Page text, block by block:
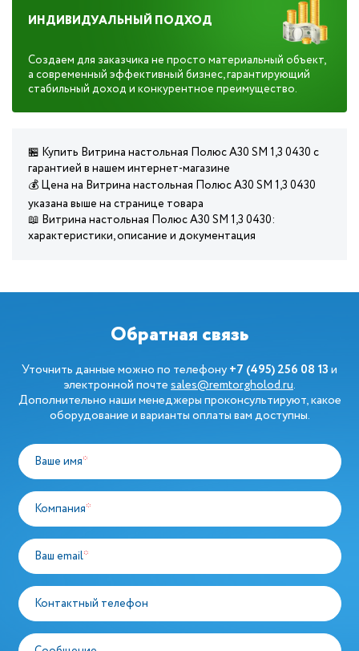
ИНДИВИДУАЛЬНЫЙ ПОДХОД
Создаем для заказчика не просто материальный объект,
а современный эффективный бизнес, гарантирующий
стабильный доход и конкурентное преимущество.
🏪 Купить Витрина настольная Полюс А30 SM 1,3 0430 с
гарантией в нашем интернет-магазине
💰 Цена на Витрина настольная Полюс А30 SM 1,3 0430
указана выше на странице товара
📖 Витрина настольная Полюс А30 SM 1,3 0430:
характеристики, описание и документация
Обратная связь
Уточнить данные можно по телефону+7 (495) 256 08 13и
электронной почтеsales@remtorgholod.ru.
Дополнительно наши менеджеры проконсультируют, какое
оборудование и варианты оплаты вам доступны.
Ваше имя*
Компания*
Ваш email*
Контактный телефон